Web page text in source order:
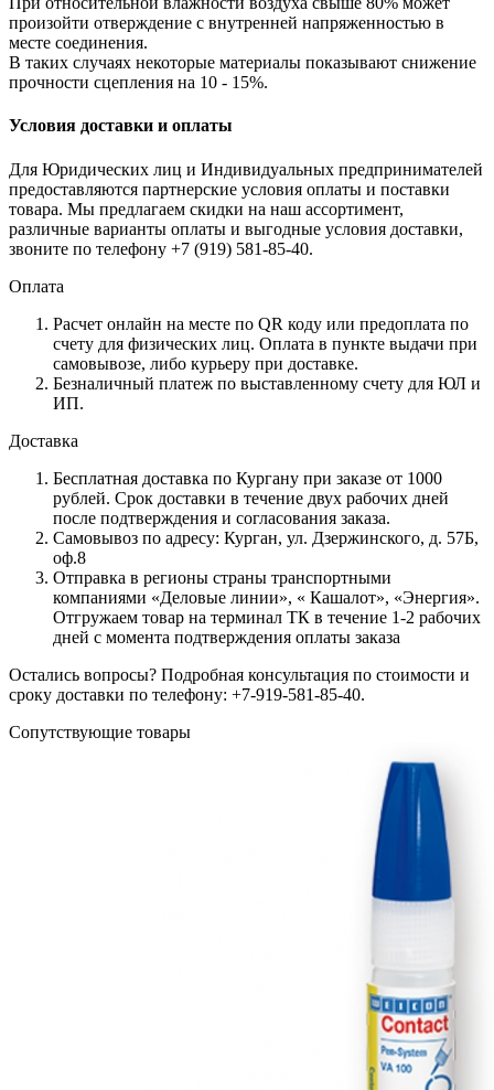
произойти отверждение с внутренней напряженностью в
месте соединения.
В таких случаях некоторые материалы показывают снижение
прочности сцепления на 10 - 15%.
Условия доставки и оплаты
Для Юридических лиц и Индивидуальных предпринимателей
предоставляются партнерские условия оплаты и поставки
товара. Мы предлагаем скидки на наш ассортимент,
различные варианты оплаты и выгодные условия доставки,
звоните по телефону +7 (919) 581-85-40.
Оплата
Расчет онлайн на месте по QR коду или предоплата по
счету для физических лиц. Оплата в пункте выдачи при
самовывозе, либо курьеру при доставке.
Безналичный платеж по выставленному счету для ЮЛ и
ИП.
Доставка
Бесплатная доставка по Кургану при заказе от 1000
рублей. Срок доставки в течение двух рабочих дней
после подтверждения и согласования заказа.
Самовывоз по адресу: Курган, ул. Дзержинского, д. 57Б,
оф.8
Отправка в регионы страны транспортными
компаниями «Деловые линии», « Кашалот», «Энергия».
Отгружаем товар на терминал ТК в течение 1-2 рабочих
дней с момента подтверждения оплаты заказа
Остались вопросы? Подробная консультация по стоимости и
сроку доставки по телефону: +7-919-581-85-40.
Сопутствующие товары